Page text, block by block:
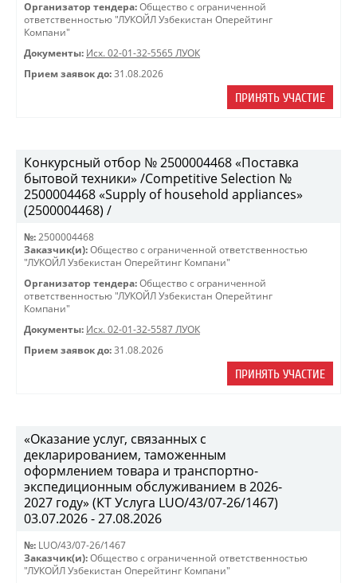
Организатор тендера: Общество с ограниченной
ответственностью "ЛУКОЙЛ Узбекистан Оперейтинг
Компани"
Документы: Исх. 02-01-32-5565 ЛУОК
Прием заявок до: 31.08.2026
ПРИНЯТЬ УЧАСТИЕ
Конкурсный отбор № 2500004468 «Поставка
бытовой техники» /Competitive Selection №
2500004468 «Supply of household appliances»
(2500004468) /
№: 2500004468
Заказчик(и): Общество с ограниченной ответственностью
"ЛУКОЙЛ Узбекистан Оперейтинг Компани"
Организатор тендера: Общество с ограниченной
ответственностью "ЛУКОЙЛ Узбекистан Оперейтинг
Компани"
Документы: Исх. 02-01-32-5587 ЛУОК
Прием заявок до: 31.08.2026
ПРИНЯТЬ УЧАСТИЕ
«Оказание услуг, связанных с
декларированием, таможенным
оформлением товара и транспортно-
экспедиционным обслуживанием в 2026-
2027 году» (КТ Услуга LUO/43/07-26/1467)
03.07.2026 - 27.08.2026
№: LUO/43/07-26/1467
Заказчик(и): Общество с ограниченной ответственностью
"ЛУКОЙЛ Узбекистан Оперейтинг Компани"